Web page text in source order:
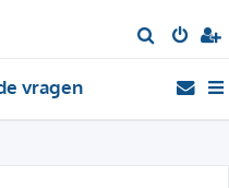
o
vragen